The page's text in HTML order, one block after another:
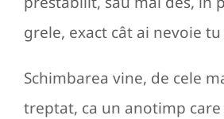
grele, exact cât ai nevoie
Schimbarea vine, de cele
treptat, ca un anotimp care